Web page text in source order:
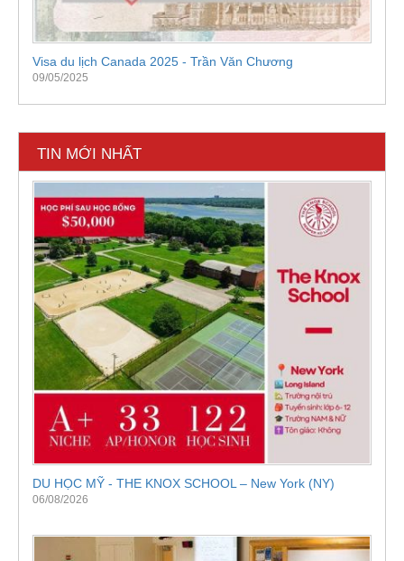
Visa du lịch Canada 2025 - Trần Văn Chương
09/05/2025
TIN MỚI NHẤT
DU HỌC MỸ - THE KNOX SCHOOL – New York (NY)
06/08/2026